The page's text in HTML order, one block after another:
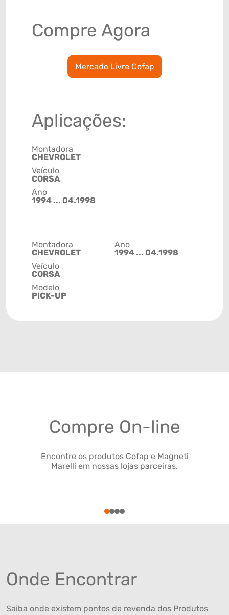
Compre Agora
Mercado Livre Cofap
Aplicações:
Montadora
CHEVROLET
Veículo
CORSA
Ano
1994 ... 04.1998
Montadora
CHEVROLET
Veículo
CORSA
Modelo
PICK-UP
Ano
1994 ... 04.1998
Compre On-line
Encontre os produtos Cofap e Magneti
Marelli em nossas lojas parceiras.
1234
Onde Encontrar
Saiba onde existem pontos de revenda dos Produtos